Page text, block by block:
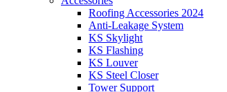
Roofing Accessories 2024
Anti-Leakage System
KS Skylight
KS Flashing
KS Louver
KS Steel Closer
Tower Support